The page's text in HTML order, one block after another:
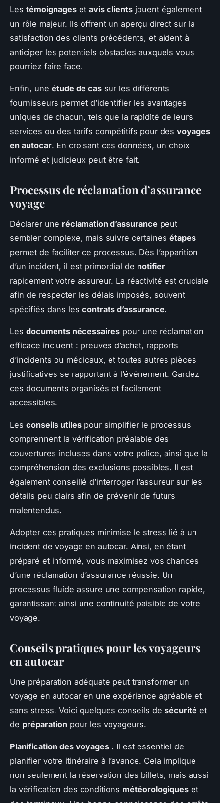
Les témoignages et avis clients jouent également
un rôle majeur. Ils offrent un aperçu direct sur la
satisfaction des clients précédents, et aident à
anticiper les potentiels obstacles auxquels vous
pourriez faire face.
Enfin, une étude de cas sur les différents
fournisseurs permet d’identifier les avantages
uniques de chacun, tels que la rapidité de leurs
services ou des tarifs compétitifs pour des voyages
en autocar. En croisant ces données, un choix
informé et judicieux peut être fait.
Processus de réclamation d’assurance
voyage
Déclarer une réclamation d’assurance peut
sembler complexe, mais suivre certaines étapes
permet de faciliter ce processus. Dès l’apparition
d’un incident, il est primordial de notifier
rapidement votre assureur. La réactivité est cruciale
afin de respecter les délais imposés, souvent
spécifiés dans les contrats d’assurance.
Les documents nécessaires pour une réclamation
efficace incluent : preuves d’achat, rapports
d’incidents ou médicaux, et toutes autres pièces
justificatives se rapportant à l’événement. Gardez
ces documents organisés et facilement
accessibles.
Les conseils utiles pour simplifier le processus
comprennent la vérification préalable des
couvertures incluses dans votre police, ainsi que la
compréhension des exclusions possibles. Il est
également conseillé d’interroger l’assureur sur les
détails peu clairs afin de prévenir de futurs
malentendus.
Adopter ces pratiques minimise le stress lié à un
incident de voyage en autocar. Ainsi, en étant
préparé et informé, vous maximisez vos chances
d’une réclamation d’assurance réussie. Un
processus fluide assure une compensation rapide,
garantissant ainsi une continuité paisible de votre
voyage.
Conseils pratiques pour les voyageurs
en autocar
Une préparation adéquate peut transformer un
voyage en autocar en une expérience agréable et
sans stress. Voici quelques conseils de sécurité et
de préparation pour les voyageurs.
Planification des voyages : Il est essentiel de
planifier votre itinéraire à l’avance. Cela implique
non seulement la réservation des billets, mais aussi
la vérification des conditions météorologiques et